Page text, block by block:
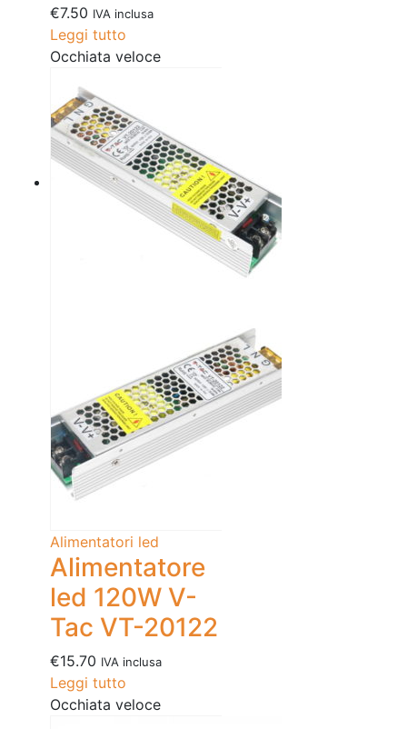
€7.50 IVA inclusa
Leggi tutto
Occhiata veloce
Alimentatori led
Alimentatore
led 120W V-
Tac VT-20122
€15.70 IVA inclusa
Leggi tutto
Occhiata veloce